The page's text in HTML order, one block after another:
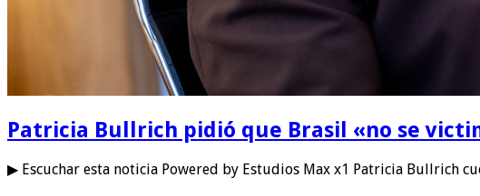
Patricia Bullrich pidió que Brasil «no se
▶ Escuchar esta noticia Powered by Estudios Max x1 Patricia Bullrich